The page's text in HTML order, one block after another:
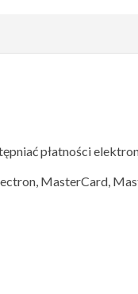
płatności
MasterCard,